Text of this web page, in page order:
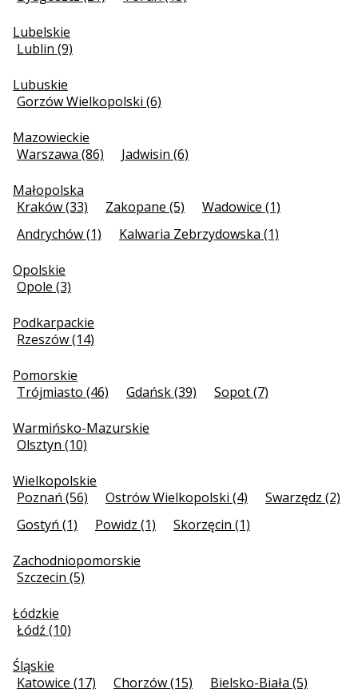
Lubelskie
Lublin (9)
Lubuskie
Gorzów Wielkopolski (6)
Mazowieckie
Warszawa (86)
Jadwisin (6)
Małopolska
Kraków (33)
Zakopane (5)
Wadowice (1)
Andrychów (1)
Kalwaria Zebrzydowska (1)
Opolskie
Opole (3)
Podkarpackie
Rzeszów (14)
Pomorskie
Trójmiasto (46)
Gdańsk (39) Sopot (7)
Warmińsko-Mazurskie
Olsztyn (10)
Wielkopolskie
Poznań (56)
Ostrów Wielkopolski (4)
Swarzędz (2)
Gostyń (1)
Powidz (1) Skorzęcin (1)
Zachodniopomorskie
Szczecin (5)
Łódzkie
Łódź (10)
Śląskie
Katowice (17)
Chorzów (15)
Bielsko-Biała (5)